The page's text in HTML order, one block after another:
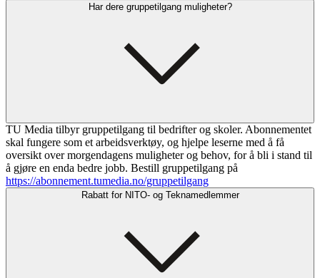
Har dere gruppetilgang muligheter?
TU Media tilbyr gruppetilgang til bedrifter og skoler. Abonnementet
skal fungere som et arbeidsverktøy, og hjelpe leserne med å få
oversikt over morgendagens muligheter og behov, for å bli i stand til
å gjøre en enda bedre jobb. Bestill gruppetilgang på
https://abonnement.tumedia.no/gruppetilgang
Rabatt for NITO- og Teknamedlemmer